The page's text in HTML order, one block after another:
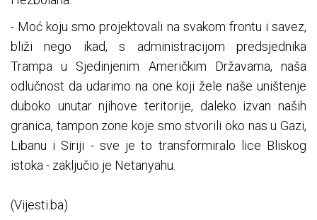
- Moć koju smo projektovali na svakom frontu i savez,
bliži nego ikad, s administracijom predsjednika
Trampa u Sjedinjenim Američkim Državama, naša
odlučnost da udarimo na one koji žele naše uništenje
duboko unutar njihove teritorije, daleko izvan naših
granica, tampon zone koje smo stvorili oko nas u Gazi,
Libanu i Siriji - sve je to transformiralo lice Bliskog
istoka - zaključio je Netanyahu.
(Vijesti.ba)